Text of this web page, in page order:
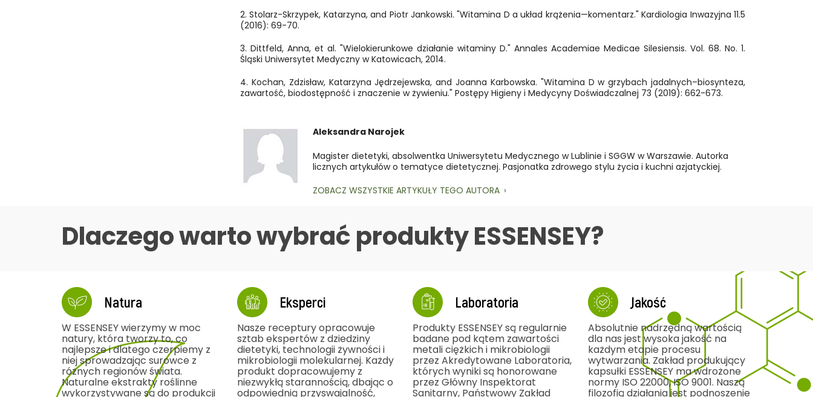
2. Stolarz-Skrzypek, Katarzyna, and Piotr Jankowski. "Witamina D a układ krążenia—komentarz." Kardiologia Inwazyjna 11.5
(2016): 69-70.
3. Dittfeld, Anna, et al. "Wielokierunkowe działanie witaminy D." Annales Academiae Medicae Silesiensis. Vol. 68. No. 1.
Śląski Uniwersytet Medyczny w Katowicach, 2014.
4. Kochan, Zdzisław, Katarzyna Jędrzejewska, and Joanna Karbowska. "Witamina D w grzybach jadalnych–biosynteza,
zawartość, biodostępność i znaczenie w żywieniu." Postępy Higieny i Medycyny Doświadczalnej 73 (2019): 662-673.
Aleksandra Narojek
Magister dietetyki, absolwentka Uniwersytetu Medycznego w Lublinie i SGGW w Warszawie. Autorka
licznych artykułów o tematyce dietetycznej. Pasjonatka zdrowego stylu życia i kuchni azjatyckiej.
ZOBACZ WSZYSTKIE ARTYKUŁY TEGO AUTORA
Dlaczego warto wybrać produkty ESSENSEY?
Natura
W ESSENSEY wierzymy w moc
natury, która tworzy to, co
najlepsze i dlatego czerpiemy z
niej sprowadzając surowce z
różnych regionów świata.
Naturalne ekstrakty roślinne
wykorzystywane są do produkcji
Eksperci
Nasze receptury opracowuje
sztab ekspertów z dziedziny
dietetyki, technologii żywności i
mikrobiologii molekularnej. Każdy
produkt dopracowujemy z
niezwykłą starannością, dbając o
odpowiednią przyswajalność,
Laboratoria
Produkty ESSENSEY są regularnie
badane pod kątem zawartości
metali ciężkich i mikrobiologii
przez Akredytowane Laboratoria,
których wyniki są honorowane
przez Główny Inspektorat
Sanitarny, Państwowy Zakład
Jakość
Absolutnie nadrzędną wartością
dla nas jest wysoka jakość na
każdym etapie procesu
wytwarzania. Zakład produkujący
kapsułki ESSENSEY ma wdrożone
normy ISO 22000, ISO 9001. Naszą
filozofią działania jest podnoszenie